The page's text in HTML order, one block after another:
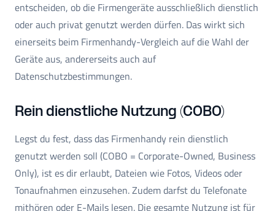
entscheiden, ob die Firmengeräte ausschließlich dienstlich
oder auch privat genutzt werden dürfen. Das wirkt sich
einerseits beim Firmenhandy-Vergleich auf die Wahl der
Geräte aus, andererseits auch auf
Datenschutzbestimmungen.
Rein dienstliche Nutzung (COBO)
Legst du fest, dass das Firmenhandy rein dienstlich
genutzt werden soll (COBO = Corporate-Owned, Business
Only), ist es dir erlaubt, Dateien wie Fotos, Videos oder
Tonaufnahmen einzusehen. Zudem darfst du Telefonate
mithören oder E-Mails lesen. Die gesamte Nutzung ist für